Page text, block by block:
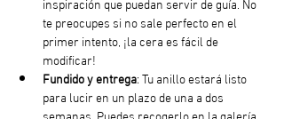
te preocupes si no sale perfecto en el
primer intento, ¡la cera es fácil de
modificar!
Fundido y entrega: Tu anillo estará listo
para lucir en un plazo de una a dos
semanas. Puedes recogerlo en la galería